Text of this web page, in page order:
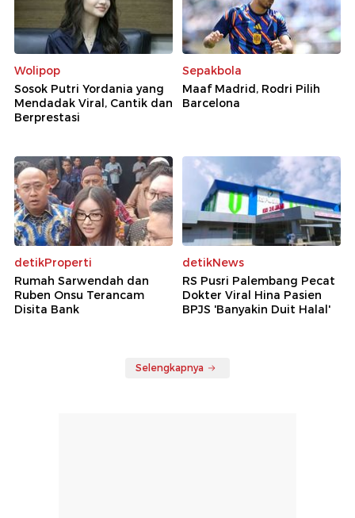
Wolipop
Sosok Putri Yordania yang
Mendadak Viral, Cantik dan
Berprestasi
Sepakbola
Maaf Madrid, Rodri Pilih
Barcelona
detikProperti
Rumah Sarwendah dan
Ruben Onsu Terancam
Disita Bank
detikNews
RS Pusri Palembang Pecat
Dokter Viral Hina Pasien
BPJS 'Banyakin Duit Halal'
Selengkapnya